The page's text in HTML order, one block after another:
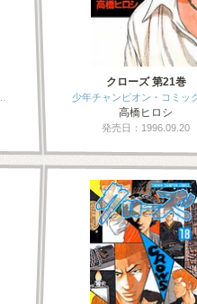
クローズ 第21巻
少年チャンピオン・コミッ
高橋ヒロシ
発売日：1996.09.20